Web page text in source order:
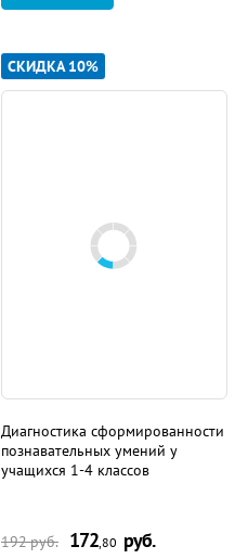
СКИДКА 10%
Диагностика сформированности
познавательных умений у
учащихся 1-4 классов
192руб. 172,80 руб.